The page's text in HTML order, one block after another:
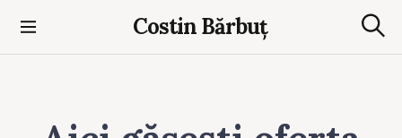
Costin Bărbuț
e